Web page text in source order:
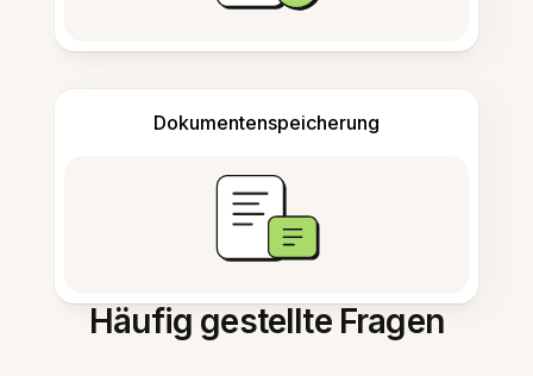
Dokumentenspeicherung
Häufig gestellte Fragen